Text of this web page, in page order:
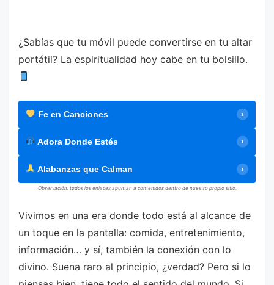
¿Sabías que tu móvil puede convertirse en tu altar
portátil? La espiritualidad hoy cabe en tu bolsillo.
Fe en Canciones
Adora Donde Estés
Alabanzas que Calman
Observación: todos los enlaces apuntan a contenidos dentro de nuestro propio sitio.
Vivimos en una era donde todo está al alcance de
un toque en la pantalla: comida, entretenimiento,
información… y sí, también la conexión con lo
divino. Suena raro al principio, ¿verdad? Pero si lo